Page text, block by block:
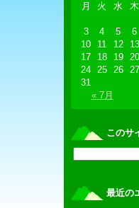
月
火 水 木
« 7月
3
4 5 6
10
11 12 13
17
18 19 20
24 25 26 27
31
このサ
最近の